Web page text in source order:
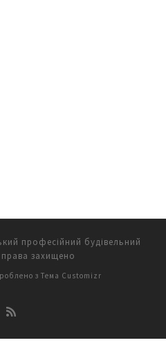
професійний будівельний
права захищено
з Тема Customizr